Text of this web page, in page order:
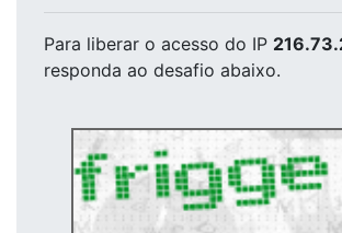
Para liberar o acesso do IP
responda ao desafio abaixo.